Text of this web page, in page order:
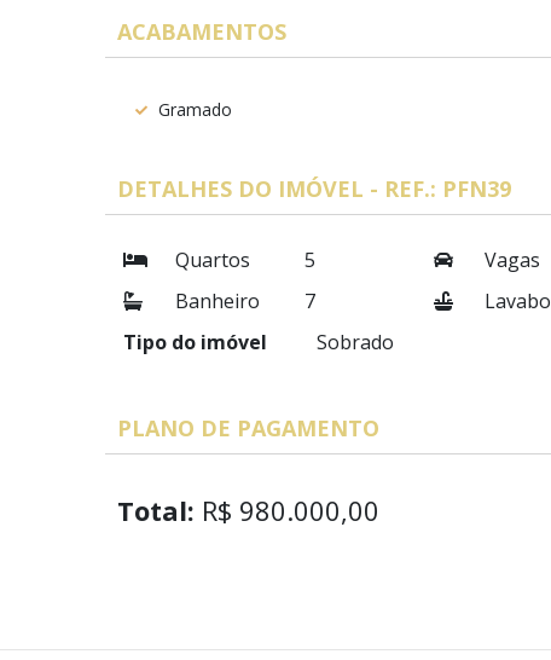
ACABAMENTOS
Gramado
DETALHES DO IMÓVEL - REF.: PFN39
Quartos 5 Vagas
Banheiro
7 Lavabo
Tipo do imóvel
Sobrado
PLANO DE PAGAMENTO
Total: R$ 980.000,00